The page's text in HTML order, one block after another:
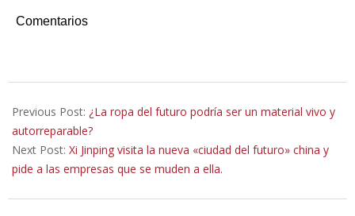
Comentarios
05-
09
Previous Post: ¿La ropa del futuro podría ser un material vivo y
autorreparable?
Next Post: Xi Jinping visita la nueva «ciudad del futuro» china y
pide a las empresas que se muden a ella.